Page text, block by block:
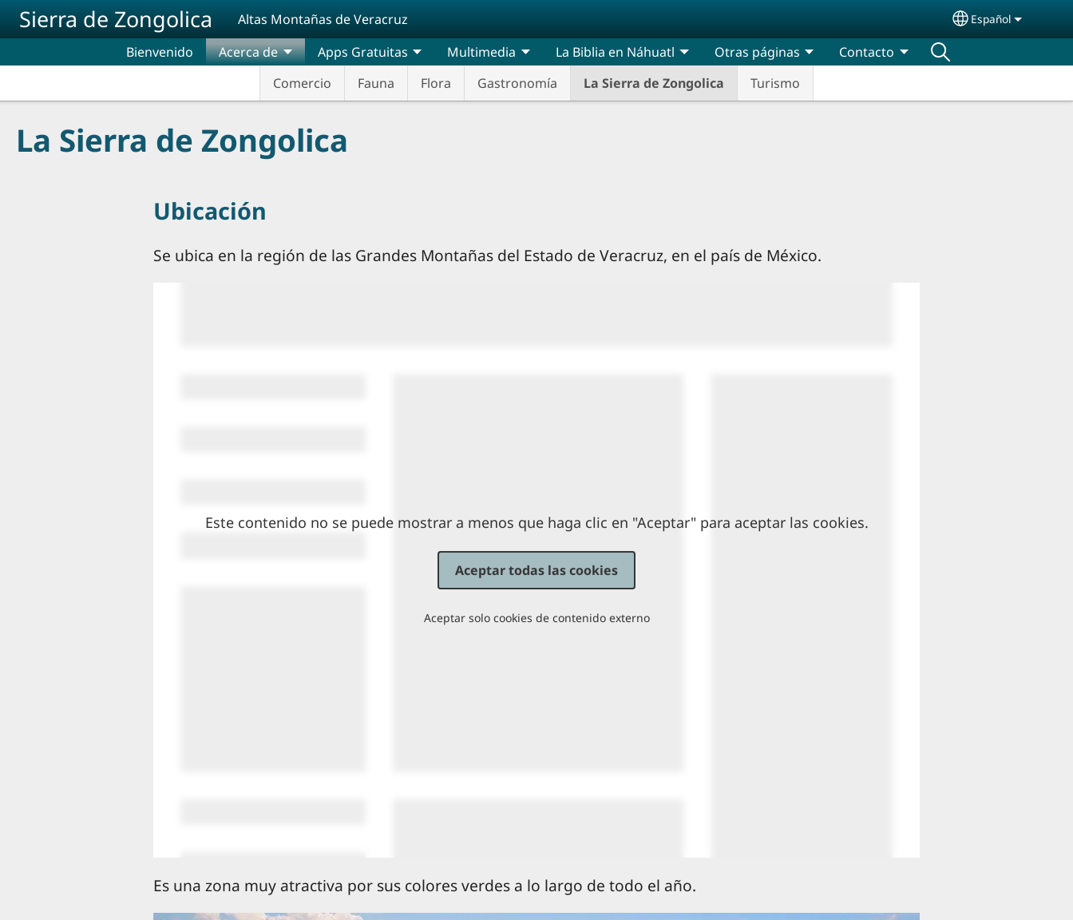
Pasar al contenido principal
Sierra de Zongolica Altas Montañas de Veracruz Select your
Español
Bienvenido
Acerca de
Comercio
Fauna Flora Gastronomía La Sierra de Zongolica Turismo
Apps Gratuitas Multimedia La Biblia en Náhuatl Otras páginas Contacto
La Sierra de Zongolica
Ubicación
Se ubica en la región de las Grandes Montañas del Estado de Veracruz, en el país de México.
Este contenido no se puede mostrar a menos que haga clic en "Aceptar" para aceptar las cookies.
Aceptar todas las cookies
Aceptar solo cookies de contenido externo
Es una zona muy atractiva por sus colores verdes a lo largo de todo el año.